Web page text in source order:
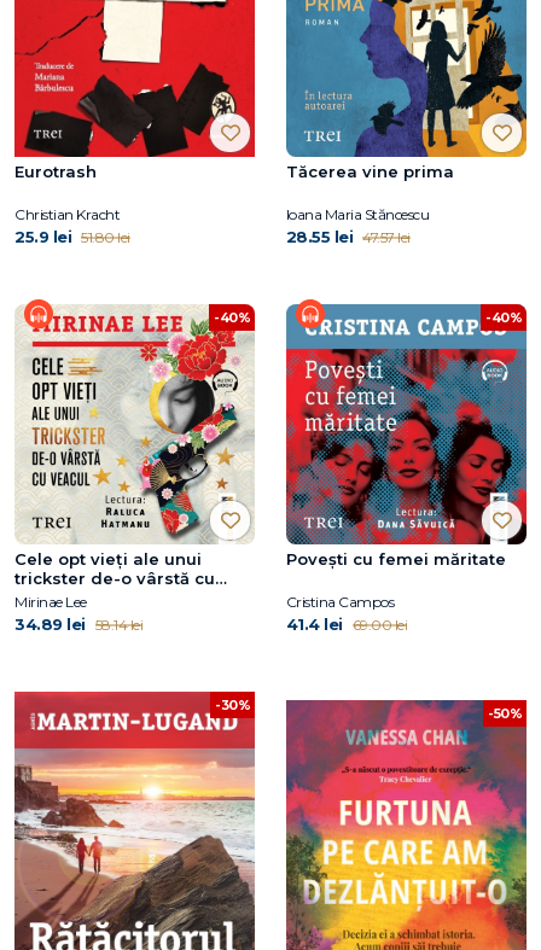
Eurotrash
Christian Kracht
25.9 lei 51.80 lei
Tăcerea vine prima
Ioana Maria Stăncescu
28.55 lei 47.57 lei
-40%
Cele opt vieți ale unui
trickster de-o vârstă cu
veacul
Mirinae Lee
34.89 lei 58.14 lei
-40%
Povești cu femei măritate
Cristina Campos
41.4 lei 69.00 lei
-30%
-50%